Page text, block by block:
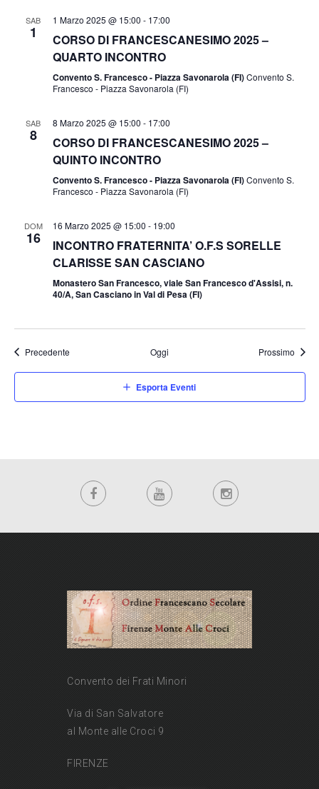
SAB
1
1 Marzo 2025 @ 15:00 - 17:00
CORSO DI FRANCESCANESIMO 2025 –
QUARTO INCONTRO
Convento S. Francesco - Piazza Savonarola (FI)Convento S.
Francesco - Piazza Savonarola (FI)
SAB
8
8 Marzo 2025 @ 15:00 - 17:00
CORSO DI FRANCESCANESIMO 2025 –
QUINTO INCONTRO
Convento S. Francesco - Piazza Savonarola (FI)Convento S.
Francesco - Piazza Savonarola (FI)
DOM
16
16 Marzo 2025 @ 15:00 - 19:00
INCONTRO FRATERNITA’ O.F.S SORELLE
CLARISSE SAN CASCIANO
Monastero San Francesco, viale San Francesco d'Assisi, n.
40/A, San Casciano in Val di Pesa (FI)
PrecedenteEventi Oggi ProssimoEventi
Esporta Eventi
Convento dei Frati Minori
Via di San Salvatore
al Monte alle Croci 9
FIRENZE